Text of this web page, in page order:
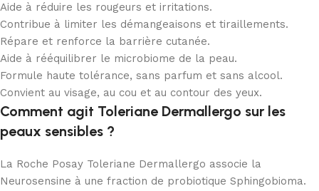
Aide à réduire les rougeurs et irritations.
Contribue à limiter les démangeaisons et tiraillements.
Répare et renforce la barrière cutanée.
Aide à rééquilibrer le microbiome de la peau.
Formule haute tolérance, sans parfum et sans alcool.
Convient au visage, au cou et au contour des yeux.
Comment agit Toleriane Dermallergo sur les
peaux sensibles ?
La Roche Posay Toleriane Dermallergo associe la
Neurosensine à une fraction de probiotique Sphingobioma.